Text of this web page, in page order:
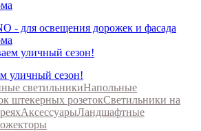
- для освещения дорожек и фасада
уличный сезон!
светильникиНапольные
штекерных розетокСветильники на
АксессуарыЛандшафтные